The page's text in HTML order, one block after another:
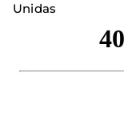
Unidas